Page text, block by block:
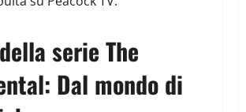
serie The
Dal mondo di